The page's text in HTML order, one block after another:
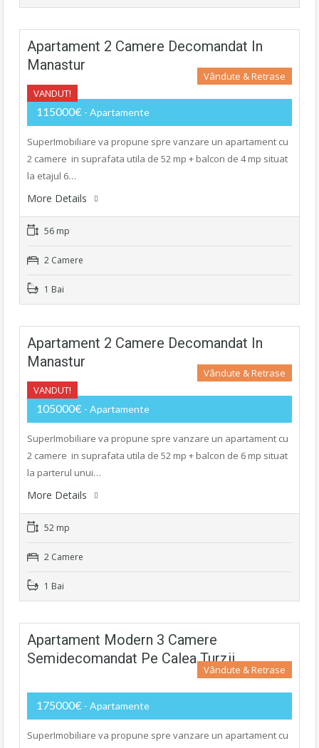
Apartament 2 Camere Decomandat In
Manastur
VANDUT!
Vândute & Retrase
115000€ - Apartamente
SuperImobiliare va propune spre vanzare un apartament cu
2 camere in suprafata utila de 52 mp + balcon de 4 mp situat
la etajul 6…
More Details
56 mp
2 Camere
1 Bai
Apartament 2 Camere Decomandat In
Manastur
VANDUT!
Vândute & Retrase
105000€ - Apartamente
SuperImobiliare va propune spre vanzare un apartament cu
2 camere in suprafata utila de 52 mp + balcon de 6 mp situat
la parterul unui…
More Details
52 mp
2 Camere
1 Bai
Apartament Modern 3 Camere
Semidecomandat Pe Calea Turzii
Vândute & Retrase
175000€ - Apartamente
SuperImobiliare va propune spre vanzare un apartament cu